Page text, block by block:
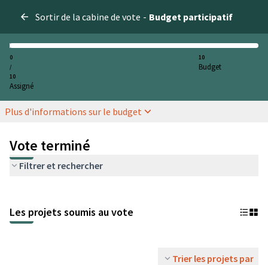
Sortir de la cabine de vote - Budget participatif
0
/
10
Assigné
10
Budget
Plus d'informations sur le budget
Vote terminé
Filtrer et rechercher
Les projets soumis au vote
Trier les projets par